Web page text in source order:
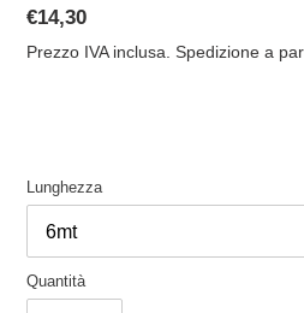
Prezzo
di
€14,30
Prezzo IVA inclusa. Spedizione a
Lunghezza
Quantità